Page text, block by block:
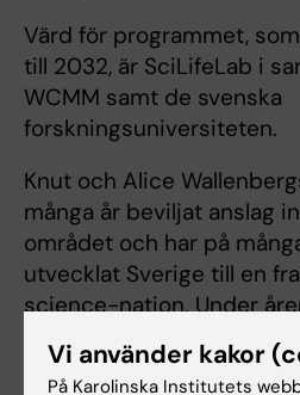
Värd för programmet,
till 2032, är SciLifeLab i
WCMM samt de svenska
forskningsuniversiteten.
Knut och Alice
många år beviljat anslag
området och har på
utvecklat Sverige till en
science-nation. Under
kommer Stiftelsen totalt
miljarder kronor till
Vi använder kakor
På Karolinska Institutets